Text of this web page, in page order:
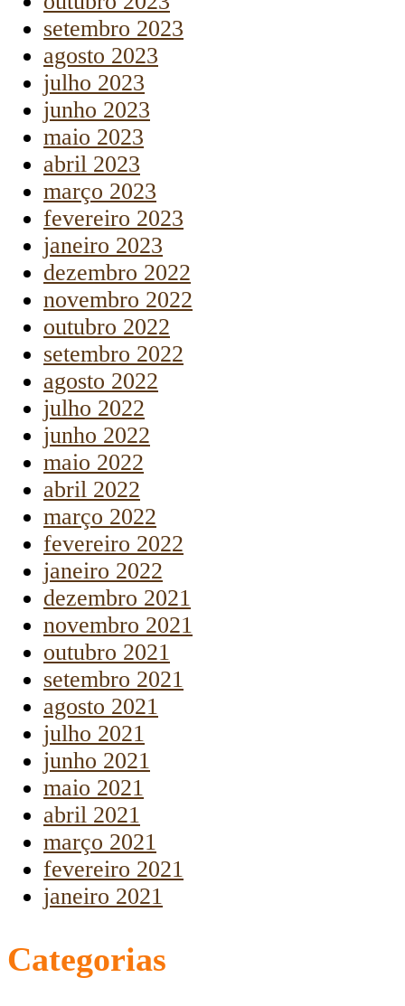
setembro 2023
agosto 2023
julho 2023
junho 2023
maio 2023
abril 2023
março 2023
fevereiro 2023
janeiro 2023
dezembro 2022
novembro 2022
outubro 2022
setembro 2022
agosto 2022
julho 2022
junho 2022
maio 2022
abril 2022
março 2022
fevereiro 2022
janeiro 2022
dezembro 2021
novembro 2021
outubro 2021
setembro 2021
agosto 2021
julho 2021
junho 2021
maio 2021
abril 2021
março 2021
fevereiro 2021
janeiro 2021
Categorias